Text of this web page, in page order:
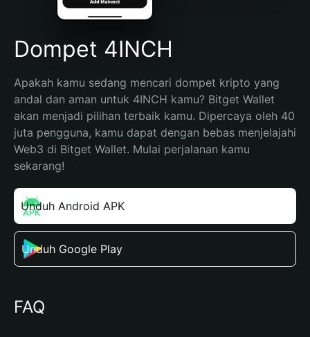
Español (Argentina)
Dompet 4INCH
Apakah kamu sedang mencari dompet kripto yang
andal dan aman untuk 4INCH kamu? Bitget Wallet
akan menjadi pilihan terbaik kamu. Dipercaya oleh 40
juta pengguna, kamu dapat dengan bebas menjelajahi
Web3 di Bitget Wallet. Mulai perjalanan kamu
sekarang!
Unduh Android APK
Unduh Google Play
FAQ